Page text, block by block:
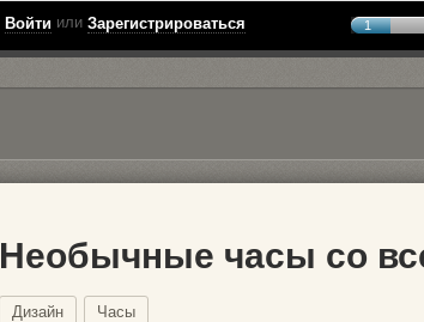
Войти или Зарегистрироваться 1
Необычные часы со
Дизайн Часы